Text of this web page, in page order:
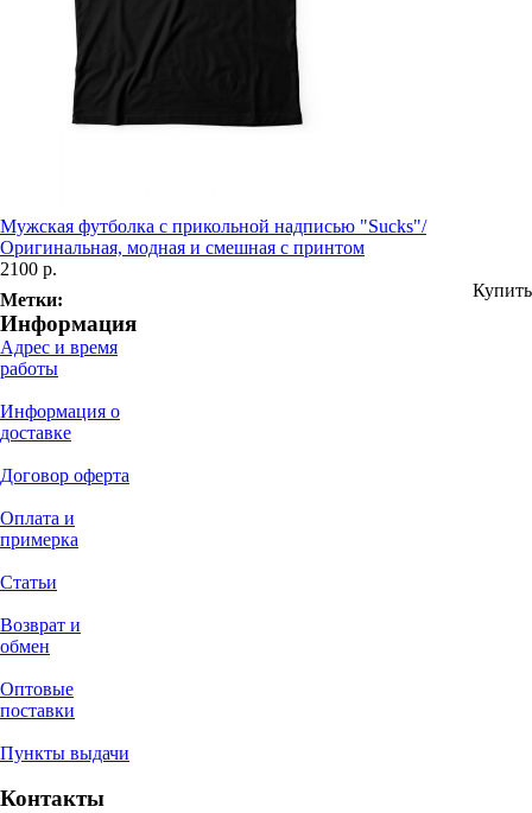
Мужская футболка с прикольной надписью "Sucks"/
Оригинальная, модная и смешная с принтом
2100 р.
Купить
Метки:
Информация
Адрес и время
работы
Информация о
доставке
Договор оферта
Оплата и
примерка
Статьи
Возврат и
обмен
Оптовые
поставки
Пункты выдачи
Контакты